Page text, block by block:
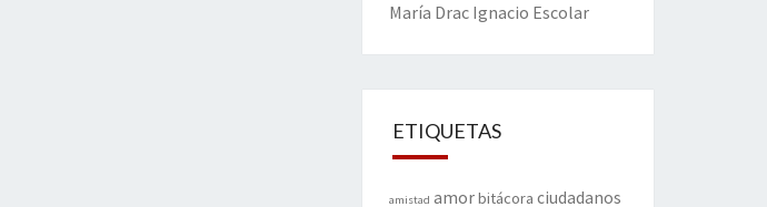
María Drac Ignacio Escolar
ETIQUETAS
amistad amorbitácora ciudadanos